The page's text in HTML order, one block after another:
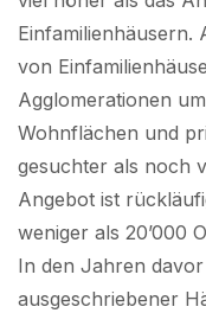
Einfamilienhäusern.
von
Agglomerationen
Wohnflächen und
gesuchter als noch
Angebot ist
weniger als 20’000
In den Jahren
ausgeschriebener